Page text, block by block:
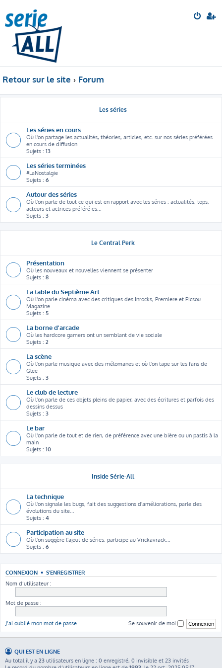
Retour sur le site Forum
Les séries
Les séries en cours
Où l'on partage les actualités, théories, articles, etc. sur nos séries préférées
en cours de diffusion
Sujets : 13
Les séries terminées
#LaNostalgie
Sujets : 6
Autour des séries
Où l'on parle de tout ce qui est en rapport avec les séries : actualités, tops,
acteurs et actrices préféré·es...
Sujets : 3
Le Central Perk
Présentation
Où les nouveaux et nouvelles viennent se présenter
Sujets : 8
La table du Septième Art
Où l'on parle cinéma avec des critiques des Inrocks, Premiere et Picsou
Magazine
Sujets : 5
La borne d'arcade
Où les hardcore gamers ont un semblant de vie sociale
Sujets : 2
La scène
Où l'on parle musique avec des mélomanes et où l'on tape sur les fans de
Glee
Sujets : 3
Le club de lecture
Où l'on parle de ces objets pleins de papier, avec des écritures et parfois des
dessins dessus
Sujets : 3
Le bar
Où l'on parle de tout et de rien, de préférence avec une bière ou un pastis à la
main
Sujets : 10
Inside Série-All
La technique
Où l'on signale les bugs, fait des suggestions d'améliorations, parle des
évolutions du site...
Sujets : 4
Participation au site
Où l'on suggère l'ajout de séries, participe au Vrickavrack...
Sujets : 6
CONNEXION • S’ENREGISTRER
Nom d’utilisateur :
Mot de passe :
J’ai oublié mon mot de passe Se souvenir de moi
QUI EST EN LIGNE
Au total il y a 23 utilisateurs en ligne : 0 enregistré, 0 invisible et 23 invités